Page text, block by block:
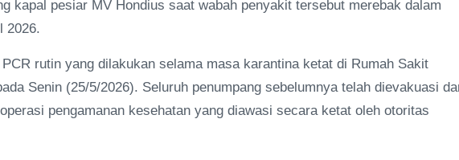
kapal pesiar MV Hondius saat wabah penyakit tersebut merebak dalam
2026.
rutin yang dilakukan selama masa karantina ketat di Rumah Sakit
Senin (25/5/2026). Seluruh penumpang sebelumnya telah dievakuasi
pengamanan kesehatan yang diawasi secara ketat oleh otoritas